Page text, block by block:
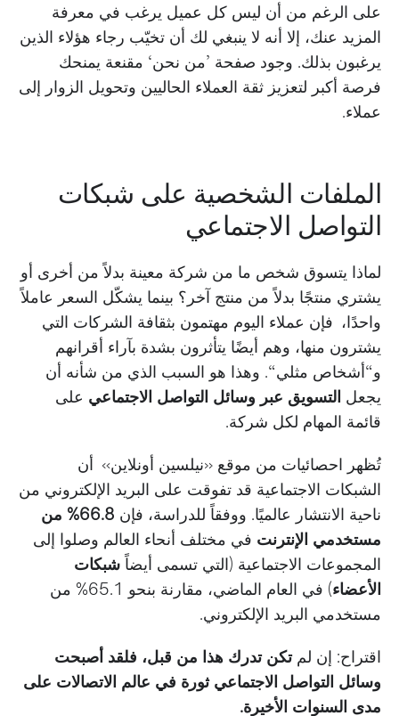
على الرغم من أن ليس كل عميل يرغب في معرفة
المزيد عنك، إلا أنه لا ينبغي لك أن تخيّب رجاء هؤلاء الذين
يرغبون بذلك. وجود صفحة ’من نحن‘ مقنعة يمنحك
فرصة أكبر لتعزيز ثقة العملاء الحاليين وتحويل الزوار إلى
عملاء.
الملفات الشخصية على شبكات
التواصل الاجتماعي
لماذا يتسوق شخص ما من شركة معينة بدلاً من أخرى أو
يشتري منتجًا بدلاً من منتج آخر؟ بينما يشكّل السعر عاملاً
واحدًا، فإن عملاء اليوم مهتمون بثقافة الشركات التي
يشترون منها، وهم أيضًا يتأثرون بشدة بآراء أقرانهم
و“أشخاص مثلي“. وهذا هو السبب الذي من شأنه أن
يجعل التسويق عبر وسائل التواصل الاجتماعي على
قائمة المهام لكل شركة.
تُظهر احصائيات من موقع «نيلسين أونلاين»أن
الشبكات الاجتماعية قد تفوقت على البريد الإلكتروني من
ناحية الانتشار عالميًا. ووفقاً للدراسة، فإن
66.8% من
مستخدمي الإنترنت في مختلف أنحاء العالم وصلوا إلى
المجموعات الاجتماعية (التي تسمى أيضاً شبكات
الأعضاء
) في العام الماضي، مقارنة بنحو 65.1% من
مستخدمي البريد الإلكتروني.
اقتراح: إن لمتكن تدرك هذا من قبل، فلقد أصبحت
وسائل التواصل الاجتماعي ثورة في عالم الاتصالات على
مدى السنوات الأخيرة.